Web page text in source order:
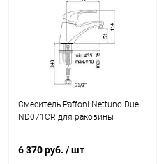
Смеситель Paffoni Nettuno Due
ND071CR для раковины
6 370 руб. / шт